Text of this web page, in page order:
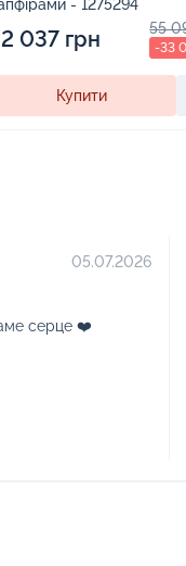
- 1275294
037 грн 55
-33
Купити
05.07.2026
серце ❤️